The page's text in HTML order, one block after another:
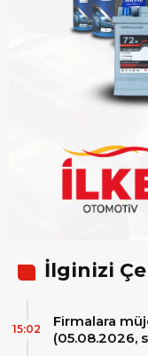
İlginizi
Firmalara
(05.08.2026,
15:02